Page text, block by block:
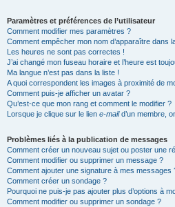
Paramètres et préférences de l’utilisateur
Comment modifier mes paramètres ?
Comment empêcher mon nom d’apparaître dans
Les heures ne sont pas correctes !
J’ai changé mon fuseau horaire et l’heure est
Ma langue n’est pas dans la liste !
A quoi correspondent les images à proximité de
Comment puis-je afficher un avatar ?
Qu’est-ce que mon rang et comment le modifier ?
Lorsque je clique sur le lien e-maild’un membre,
Problèmes liés à la publication de messages
Comment créer un nouveau sujet ou poster une
Comment modifier ou supprimer un message ?
Comment ajouter une signature à mes messages
Comment créer un sondage ?
Pourquoi ne puis-je pas ajouter plus d’options à
Comment modifier ou supprimer un sondage ?